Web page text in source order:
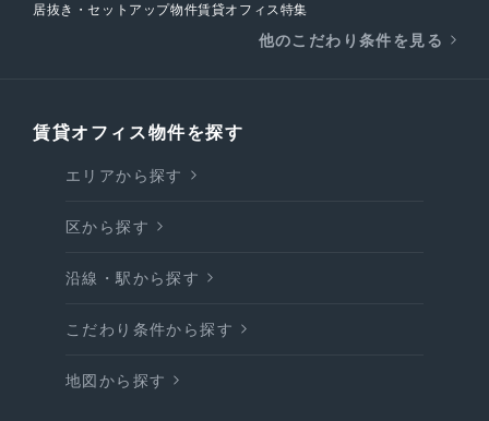
居抜き・セットアップ物件賃貸オフィス特集
他のこだわり条件を見る
賃貸オフィス物件を探す
エリアから探す
区から探す
沿線・駅から探す
こだわり条件から探す
地図から探す